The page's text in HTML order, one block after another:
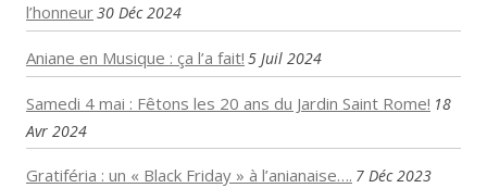
l’honneur30 Déc 2024
Aniane en Musique : ça l’a fait! 5 Juil 2024
Samedi 4 mai : Fêtons les 20 ans du Jardin Saint Rome! 18
Avr 2024
Gratiféria : un « Black Friday » à l’anianaise…. 7 Déc 2023